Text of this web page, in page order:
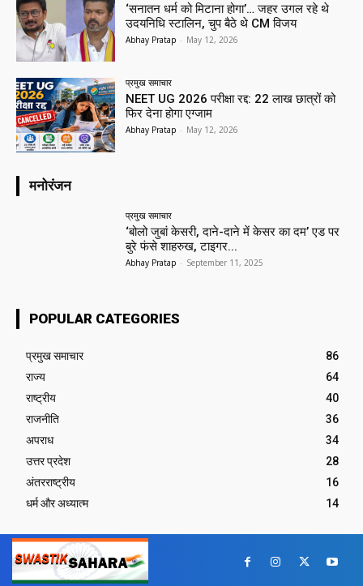
‘सनातन धर्म को मिटाना होगा’… जहर उगल रहे थे
उदयनिधि स्टालिन, चुप बैठे थे CM विजय
Abhay Pratap - May 12, 2026
प्रमुख समाचार‎
NEET UG 2026 परीक्षा रद्द: 22 लाख छात्रों को
फिर देना होगा एग्जाम
Abhay Pratap - May 12, 2026
मनोरंजन
प्रमुख समाचार‎
‘बोलो जुबां केसरी, दाने-दाने में केसर का दम’ एड पर
बुरे फंसे शाहरुख, टाइगर...
Abhay Pratap - September 11, 2025
POPULAR CATEGORIES
प्रमुख समाचार‎
86
राज्य
64
राष्ट्रीय
40
राजनीति
36
अपराध
34
उत्तर प्रदेश
28
अंतरराष्ट्रीय
16
धर्म और अध्यात्म
14